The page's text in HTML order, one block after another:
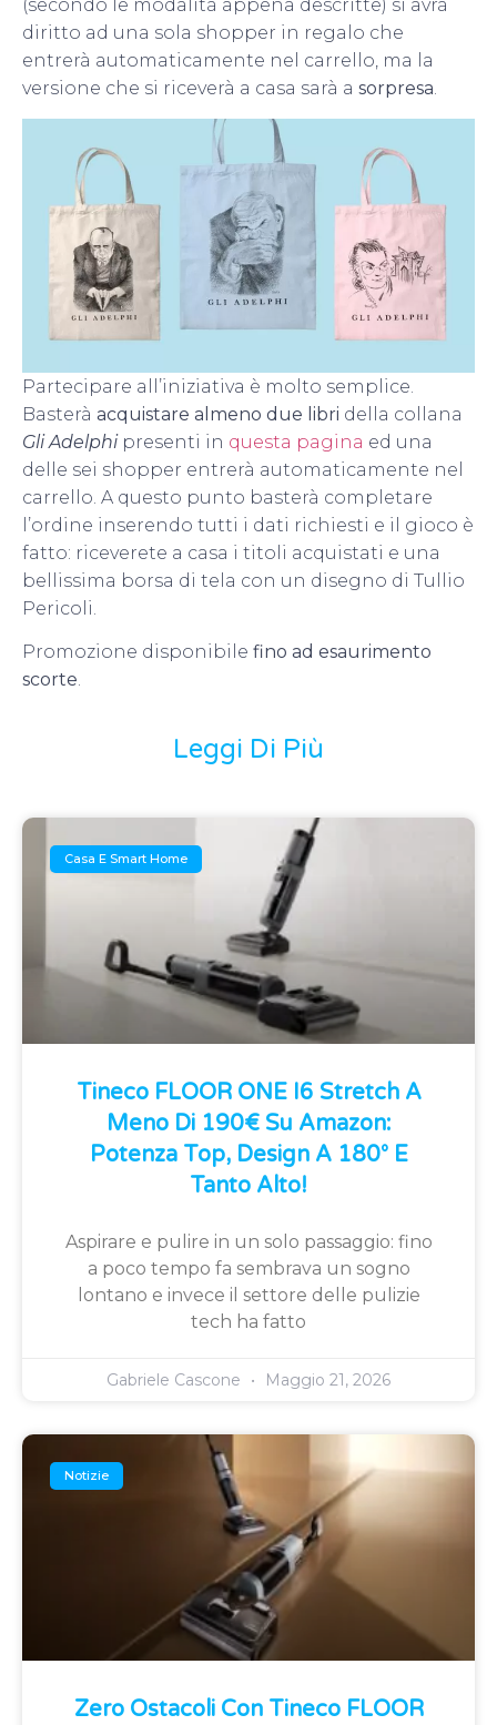
(secondo le modalità appena descritte) si avrà
diritto ad una sola shopper in regalo che
entrerà automaticamente nel carrello, ma la
versione che si riceverà a casa sarà a sorpresa.
Partecipare all’iniziativa è molto semplice.
Basterà acquistare almeno due libri della collana
Gli Adelphipresenti in questa pagina ed una
delle sei shopper entrerà automaticamente nel
carrello. A questo punto basterà completare
l’ordine inserendo tutti i dati richiesti e il gioco è
fatto: riceverete a casa i titoli acquistati e una
bellissima borsa di tela con un disegno di Tullio
Pericoli.
Promozione disponibile fino ad esaurimento
scorte.
Leggi Di Più
Casa E Smart Home
Tineco FLOOR ONE I6 Stretch A
Meno Di 190€ Su Amazon:
Potenza Top, Design A 180° E
Tanto Alto!
Aspirare e pulire in un solo passaggio: fino
a poco tempo fa sembrava un sogno
lontano e invece il settore delle pulizie
tech ha fatto
Gabriele Cascone Maggio 21, 2026
Notizie
Zero Ostacoli Con Tineco FLOOR